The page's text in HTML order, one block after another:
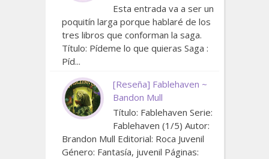
Esta entrada va a ser un
poquitín larga porque hablaré de los
tres libros que conforman la saga.
Título: Pídeme lo que quieras Saga :
Píd...
[Reseña] Fablehaven ~
Bandon Mull
Título: Fablehaven Serie:
Fablehaven (1/5) Autor:
Brandon Mull Editorial: Roca Juvenil
Género: Fantasía, juvenil Páginas: